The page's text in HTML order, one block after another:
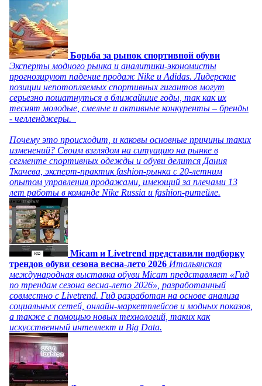
Борьба за рынок спортивной обуви
Эксперты модного рынка и аналитики-экономисты
прогнозируют падение продаж Nike и Adidas. Лидерские
позиции непотопляемых спортивных гигантов могут
серьезно пошатнуться в ближайшие годы, так как их
теснят молодые, смелые и активные конкуренты – бренды
- челленджеры.
Почему это происходит, и каковы основные причины таких
изменений? Своим взглядом на ситуацию на рынке в
сегменте спортивных одежды и обуви делится Дания
Ткачева, эксперт-практик fashion-рынка с 20-летним
опытом управления продажами, имеющий за плечами 13
лет работы в команде Nike Russia и fashion-ритейле.
Micam и Livetrend представили подборку
трендов обуви сезона весна-лето 2026 Итальянская
международная выставка обуви Micam представляет «Гид
по трендам сезона весна-лето 2026», разработанный
совместно с Livetrend. Гид разработан на основе анализа
социальных сетей, онлайн-маркетплейсов и модных показов,
а также с помощью новых технологий, таких как
искусственный интеллект и Big Data.